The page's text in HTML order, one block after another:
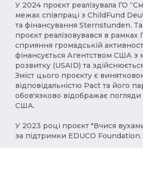
У 2024 проєкт реалізувала ГО
межах співпраці з ChildFund
та фінансування Sternstunden.
проєкт реалізовувався в
сприяння громадській
фінансується Агентством США з
розвитку (USAID) та
Зміст цього проєкту є
відповідальністю Pact та його
обов'язково відображає
США.
У 2023 році проєкт "Вчися
за підтримки EDUCO Foundation.